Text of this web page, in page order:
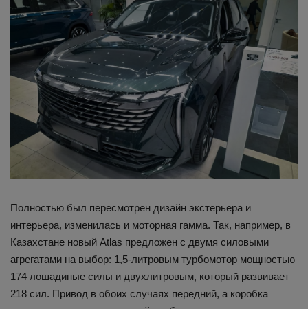
Полностью был пересмотрен дизайн экстерьера и
интерьера, изменилась и моторная гамма. Так, например, в
Казахстане новый Atlas предложен с двумя силовыми
агрегатами на выбор: 1,5-литровым турбомотор мощностью
174 лошадиные силы и двухлитровым, который развивает
218 сил. Привод в обоих случаях передний, а коробка